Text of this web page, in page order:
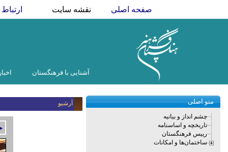
صفحه اصلی نقشه سایت
آشنایی با فرهنگستان
آرشیو منو اصلی
چشم انداز و بیانیه
تاریخچه و اساسنامه
رییس فرهنگستان
ساختمان‌ها و امکانات